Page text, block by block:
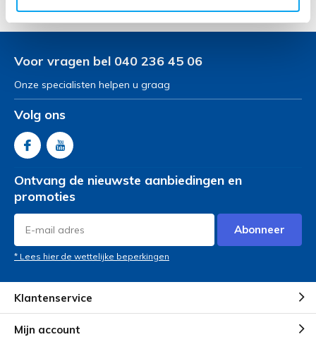
Voor vragen bel 040 236 45 06
Onze specialisten helpen u graag
Volg ons
Ontvang de nieuwste aanbiedingen en
promoties
Abonneer
* Lees hier de wettelijke beperkingen
Klantenservice
Mijn account